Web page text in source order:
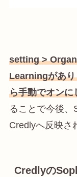
setting >
Learningがあり
ら手動でオンに
ることで今後、
Credlyへ反映さ
Credlyの